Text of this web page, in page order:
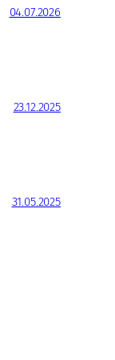
04.07.2026
23.12.2025
31.05.2025